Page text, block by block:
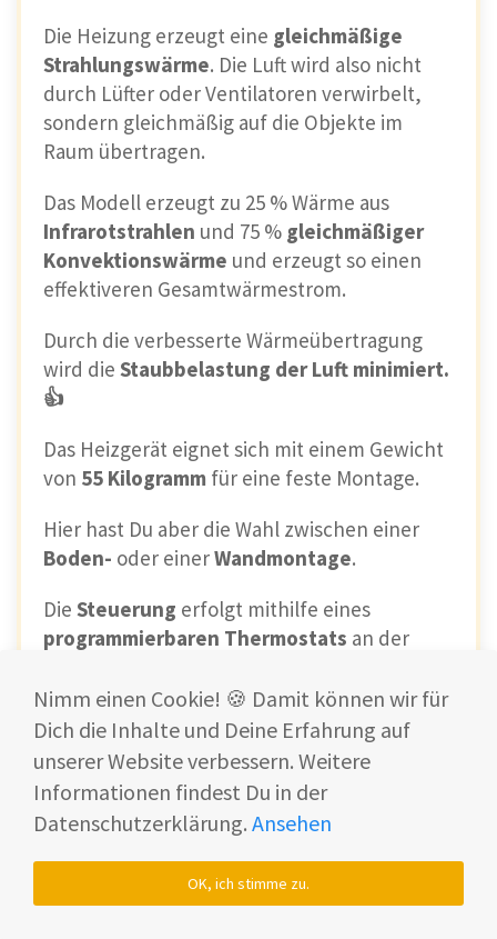
Die Heizung erzeugt eine gleichmäßige
Strahlungswärme. Die Luft wird also nicht
durch Lüfter oder Ventilatoren verwirbelt,
sondern gleichmäßig auf die Objekte im
Raum übertragen.
Das Modell erzeugt zu 25 % Wärme aus
Infrarotstrahlen und 75 % gleichmäßiger
Konvektionswärme und erzeugt so einen
effektiveren Gesamtwärmestrom.
Durch die verbesserte Wärmeübertragung
wird die Staubbelastung der Luft minimiert.
👍
Das Heizgerät eignet sich mit einem Gewicht
von 55 Kilogramm für eine feste Montage.
Hier hast Du aber die Wahl zwischen einer
Boden- oder einerWandmontage.
Die Steuerung erfolgt mithilfe eines
programmierbaren Thermostats an der
einekostenlose Appsteuern.
Die Heizung ist mitvier
Sicherheitsfunktionenausgestattet.
Überhitzungsschutz
Frostschutz
Nimm einen Cookie! 🍪 Damit können wir für
Dich die Inhalte und Deine Erfahrung auf
unserer Website verbessern. Weitere
Informationen findest Du in der
Datenschutzerklärung. Ansehen
OK, ich stimme zu.